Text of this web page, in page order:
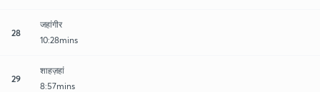
28
जहांगीर
10:28mins
29
शाहज़हां
8:57mins